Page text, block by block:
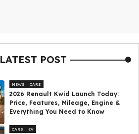
LATEST POST
NEWS CARS
2026 Renault Kwid Launch Today:
Price, Features, Mileage, Engine &
Everything You Need to Know
CARS EV